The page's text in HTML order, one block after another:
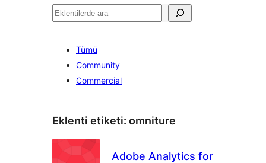
Ara
Tümü
Community
Commercial
Eklenti etiketi: omniture
Adobe Analytics for